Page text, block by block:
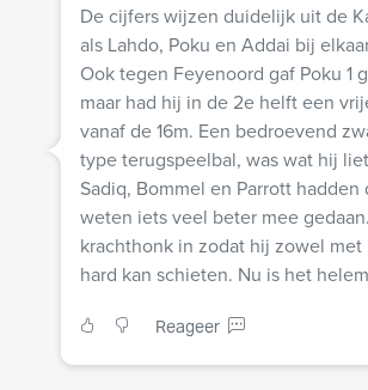
De cijfers wijzen duidelijk uit de
als Lahdo, Poku en Addai bij
Ook tegen Feyenoord gaf Poku 1
maar had hij in de 2e helft een
vanaf de 16m. Een bedroevend
type terugspeelbal, was wat hij
Sadiq, Bommel en Parrott hadden
weten iets veel beter mee
krachthonk in zodat hij zowel met
hard kan schieten. Nu is het
Reageer